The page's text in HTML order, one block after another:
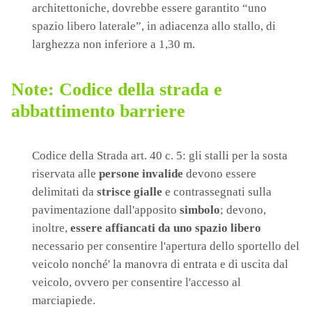
architettoniche, dovrebbe essere garantito “uno
spazio libero laterale”, in adiacenza allo stallo, di
larghezza non inferiore a 1,30 m.
Note: Codice della strada e
abbattimento barriere
Codice della Strada art. 40 c. 5: gli stalli per la sosta
riservata alle persone invalide devono essere
delimitati da strisce gialle e contrassegnati sulla
pavimentazione dall'apposito simbolo; devono,
inoltre, essere affiancati da uno spazio libero
necessario per consentire l'apertura dello sportello del
veicolo nonché' la manovra di entrata e di uscita dal
veicolo, ovvero per consentire l'accesso al
marciapiede.